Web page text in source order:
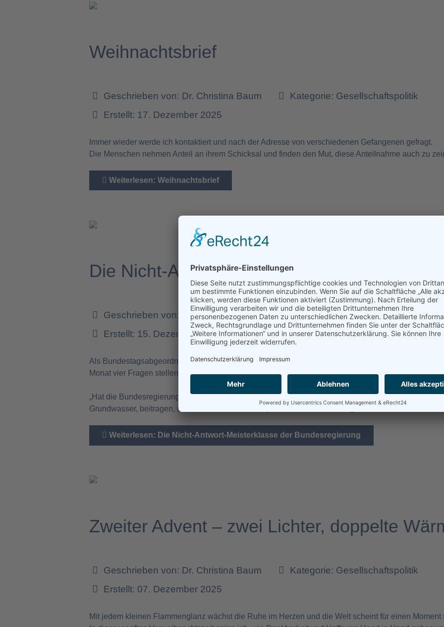
Weihnachtsbrief
Geschrieben von: Dr. Christina Baum Kategorie: Gesellschaftspolitik
Erstellt: 17. Dezember 2025
Immer wieder werde ich kontaktiert und nach der Adresse von verschiedenen Gefangenen gefragt.
Die Menschen nehmen Anteil an ihrem Schicksal und finden den Mut, diese Anteilnahme auch zu
Weiterlesen: Weihnachtsbrief
Die Nicht-Antwort-Meisterklasse der
Geschrieben von: Dr. Christina Baum Kategorie:Gesellschaftspolitik
Erstellt: 15. Dezember 2025
Als Bundestagsabgeordnete darf ich der Bundesregierung jeden
Monat vier Fragen stellen. Leider sind diese fast immer so nichtssagend wie die Antwort auf meine
„Hat die Bundesregierung Kenntnis davon, dass Windkraftanlagen durch Abrieb zu erhöhten PFAS-
Grundwasser, beitragen, und welche Maßnahmen plant sie zur Minimierung?“
Weiterlesen: Die Nicht-Antwort-Meisterklasse der Bundesregierung
Zweiter Advent – zwei Lichter, doppelte
Geschrieben von: Dr. Christina Baum Kategorie: Gesellschaftspolitik
Erstellt: 07. Dezember 2025
Mit jedem kleinen Flammenglanz wächst die Ruhe im Herzen und die Welt scheint für einen Moment